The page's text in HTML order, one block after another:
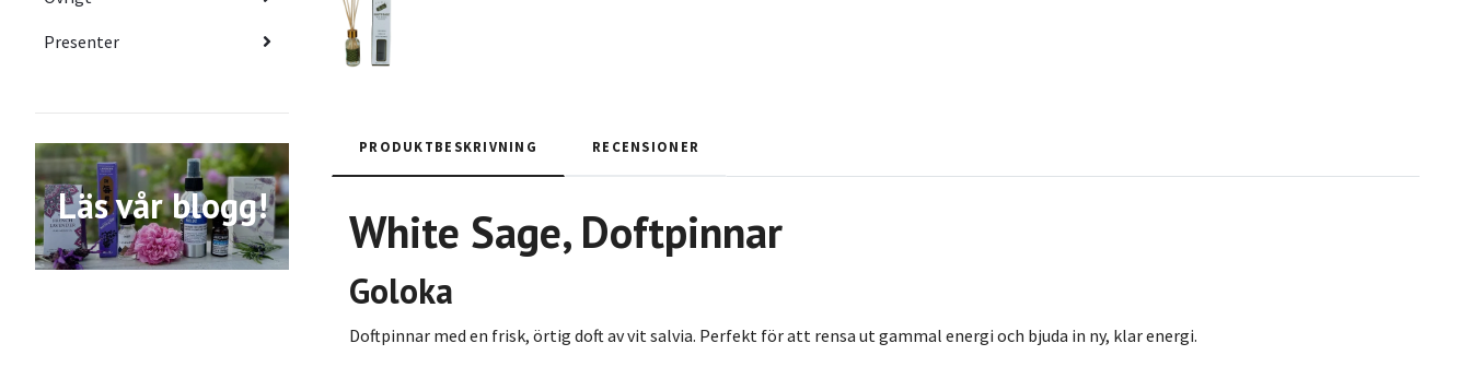
Presenter
Läs vår blogg!
PRODUKTBESKRIVNING RECENSIONER
White Sage, Doftpinnar
Goloka
Doftpinnar med en frisk, örtig doft av vit salvia. Perfekt för att rensa ut gammal energi och bjuda in ny, klar energi.